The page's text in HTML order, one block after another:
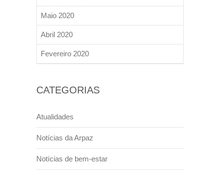
Maio 2020
Abril 2020
Fevereiro 2020
CATEGORIAS
Atualidades
Notícias da Arpaz
Notícias de bem-estar